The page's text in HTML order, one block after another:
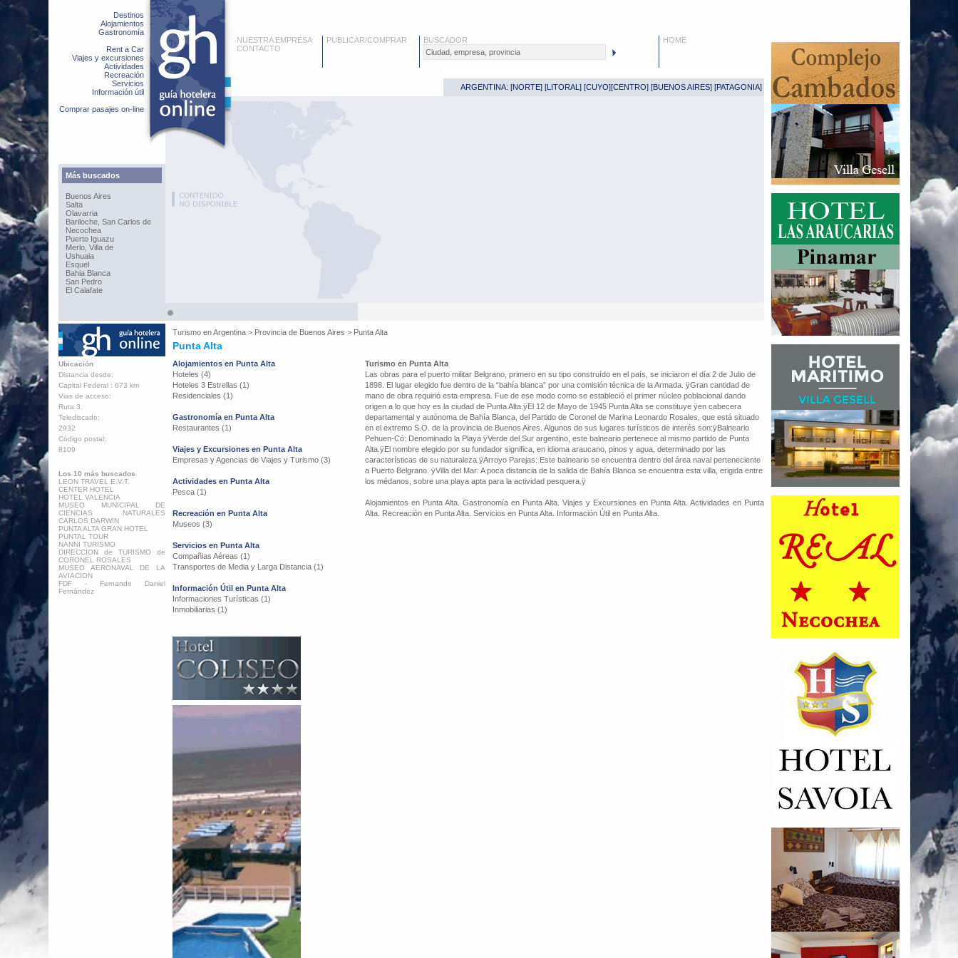
Destinos
Alojamientos
Gastronomía
Rent a Car
Viajes y excursiones
Actividades
Recreación
Servicios
Información útil
Comprar pasajes on-line
Más buscados
Buenos Aires
Salta
Olavarria
Bariloche, San Carlos de
Necochea
Puerto Iguazu
Merlo, Villa de
Ushuaia
Esquel
Bahia Blanca
San Pedro
El Calafate
NUESTRA EMPRESA
CONTACTO
PUBLICAR/COMPRAR BUSCADOR HOME
ARGENTINA: [NORTE] [LITORAL ] [CUYO][CENTRO] [BUENOS AIRES] [PATAGONIA]
Turismo enArgentina > Provincia de Buenos Aires > Punta Alta
Punta Alta
Ubicación
Distancia desde:
Capital Federal : 673 km
Vias de acceso:
Ruta 3.
Telediscado:
2932
Código postal:
8109
Los 10 más buscados
LEON TRAVEL E.V.T.
CENTER HOTEL
HOTEL VALENCIA
MUSEO MUNICIPAL DE
CIENCIAS NATURALES
CARLOS DARWIN
PUNTA ALTA GRAN HOTEL
PUNTAL TOUR
NANNI TURISMO
DIRECCION de TURISMO de
CORONEL ROSALES
MUSEO AERONAVAL DE LA
AVIACION
FDF - Fernando Daniel
Fernández
Alojamientos en Punta Alta
Hoteles (4)
Hoteles 3 Estrellas (1)
Residenciales (1)
Gastronomía en Punta Alta
Restaurantes (1)
Viajes y Excursiones en Punta Alta
Empresas y Agencias de Viajes y Turismo (3)
Actividades en Punta Alta
Pesca (1)
Recreación en Punta Alta
Museos (3)
Servicios en Punta Alta
Compañias Aéreas (1)
Transportes de Media y Larga Distancia (1)
Información Útil en Punta Alta
Informaciones Turísticas (1)
Inmobiliarias (1)
Turismo en Punta Alta
Las obras para el puerto militar Belgrano, primero en su tipo construído en el país, se iniciaron el día 2 de Julio de
1898. El lugar elegido fue dentro de la “bahía blanca” por una comisión técnica de la Armada. ÿGran cantidad de
mano de obra requirió esta empresa. Fue de ese modo como se estableció el primer núcleo poblacional dando
origen a lo que hoy es la ciudad de Punta Alta.ÿEl 12 de Mayo de 1945 Punta Alta se constituye ÿen cabecera
departamental y autónoma de Bahía Blanca, del Partido de Coronel de Marina Leonardo Rosales, que está situado
en el extremo S.O. de la provincia de Buenos Aires. Algunos de sus lugares turísticos de interés son:ÿBalneario
Pehuen-Có: Denominado la Playa ÿVerde del Sur argentino, este balneario pertenece al mismo partido de Punta
Alta.ÿEl nombre elegido por su fundador significa, en idioma araucano, pinos y agua, determinado por las
características de su naturaleza.ÿArroyo Parejas: Este balneario se encuentra dentro del área naval perteneciente
a Puerto Belgrano. ÿVilla del Mar: A poca distancia de la salida de Bahía Blanca se encuentra esta villa, erigida entre
los médanos, sobre una playa apta para la actividad pesquera.ÿ
Alojamientos en Punta Alta. Gastronomía en Punta Alta. Viajes y Excursiones en Punta Alta. Actividades en Punta
Alta. Recreación en Punta Alta. Servicios en Punta Alta. Información Útil en Punta Alta.